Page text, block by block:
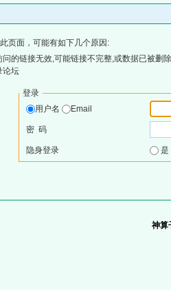
页面，可能有如下几个原因:
的链接无效,可能链接不完整,或数据已被删
论坛
登录
用户名
Email
密 码
隐身登录
神算